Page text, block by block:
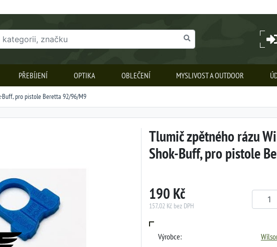
PŘEBÍJENÍ OPTIKA OBLEČENÍ MYSLIVOST A OUTDOOR
Buff, pro pistole Beretta 92/96/M9
Tlumič zpětného rázu
Shok-Buff, pro pistole
190 Kč
157,02 Kč bez DPH
Výrobce: